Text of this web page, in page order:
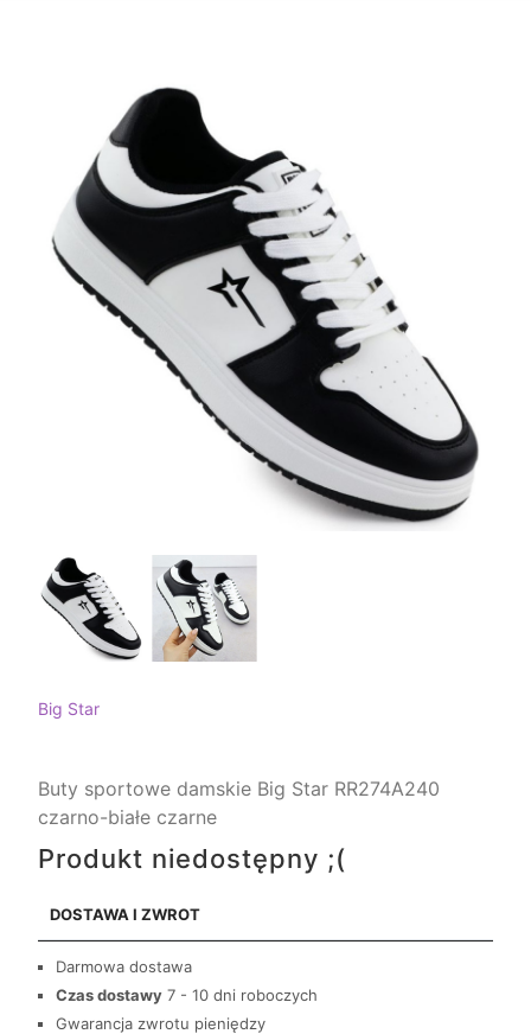
Big Star
Buty sportowe damskie Big Star RR274A240
czarno-białe czarne
Produkt niedostępny ;(
DOSTAWA I ZWROT
Darmowa dostawa
Czas dostawy 7 - 10 dni roboczych
Gwarancja zwrotu pieniędzy